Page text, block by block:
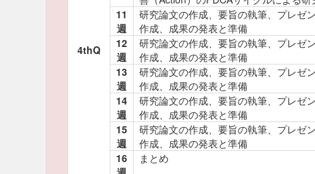
4thQ
11
週
研究論文の作成、要旨の執筆、プレゼ
作成、成果の発表と準備
12
週
研究論文の作成、要旨の執筆、プレゼ
作成、成果の発表と準備
13
週
研究論文の作成、要旨の執筆、プレゼ
作成、成果の発表と準備
14
週
研究論文の作成、要旨の執筆、プレゼ
作成、成果の発表と準備
15
週
研究論文の作成、要旨の執筆、プレゼ
作成、成果の発表と準備
16
まとめ